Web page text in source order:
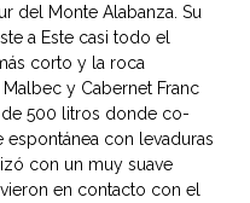
del Monte Alabanza. Su
a Este casi todo el
corto y la roca
y Cabernet Franc
500 litros donde co-
espontánea con levaduras
con un muy suave
en contacto con el